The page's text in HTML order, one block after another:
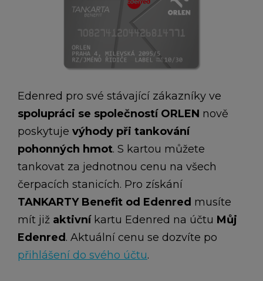
Edenred pro své stávající zákazníky ve
spolupráci se společností ORLEN nově
poskytuje výhody při tankování
pohonných hmot. S kartou můžete
tankovat za jednotnou cenu na všech
čerpacích stanicích. Pro získání
TANKARTY Benefit od Edenred musíte
mít již aktivníkartu Edenred na účtu Můj
Edenred . Aktuální cenu se dozvíte po
přihlášení do svého účtu.